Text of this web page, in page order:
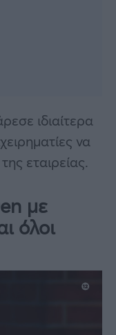
ιδιαίτερα
να
εταιρείας.
με
όλοι